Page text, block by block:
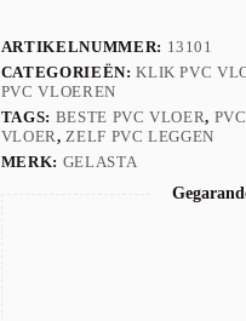
ARTIKELNUMMER: 13101
CATEGORIEËN:KLIK PVC
PVC VLOEREN
TAGS: BESTE PVC VLOER,
VLOER,ZELF PVC LEGGEN
MERK: GELASTA